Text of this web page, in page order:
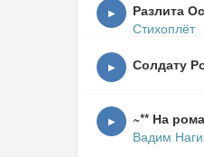
▶ Разлита
Стихоплёт
▶ Солдату
▶ ~** На
Вадим